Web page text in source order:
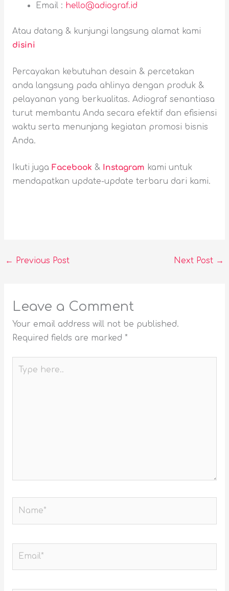
Email : hello@adiograf.id
Atau datang & kunjungi langsung alamat kami
disini
Percayakan kebutuhan desain & percetakan
anda langsung pada ahlinya dengan produk &
pelayanan yang berkualitas. Adiograf senantiasa
turut membantu Anda secara efektif dan efisiensi
waktu serta menunjang kegiatan promosi bisnis
Anda.
Ikuti juga Facebook & Instagram kami untuk
mendapatkan update-update terbaru dari kami.
← Previous Post Next Post →
Leave a Comment
Your email address will not be published.
Required fields are marked *
here..